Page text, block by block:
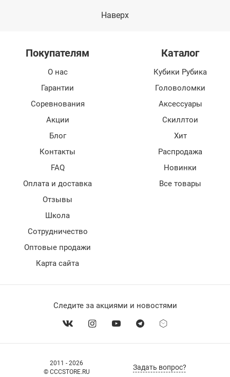
Наверх
2011 - 2026
© CCCSTORE.RU
Задать вопрос?
Покупателям
О нас
Гарантии
Соревнования
Акции
Блог
Контакты
FAQ
Оплата и доставка
Отзывы
Школа
Сотрудничество
Оптовые продажи
Карта сайта
Каталог
Кубики Рубика
Головоломки
Аксессуары
Скиллтои
Хит
Распродажа
Новинки
Все товары
Следите за акциями и новостями